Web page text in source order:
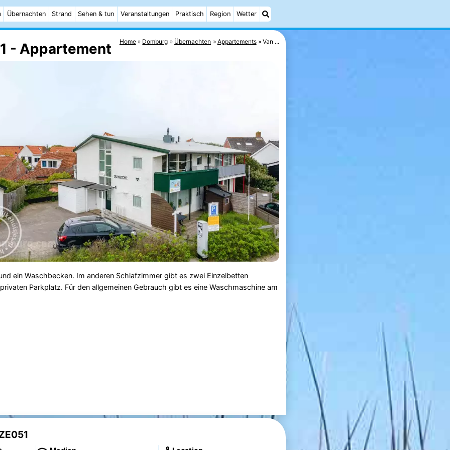
Übernachten Strand Sehen & tun Veranstaltungen Praktisch Region Wetter
Home Domburg Übernachten Appartements Van ...
- Appartement
ein Waschbecken. Im anderen Schlafzimmer gibt es zwei Einzelbetten
Parkplatz. Für den allgemeinen Gebrauch gibt es eine Waschmaschine am